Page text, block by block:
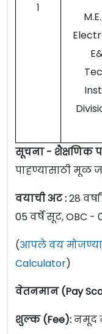
1
सूचना - शैक्षणिक
पाहण्यासाठी मूळ
वयाची अट :28
05 वर्षे सूट, OBC -
(आपले वय
Calculator)
वेतनमान (Pay
शुल्क (Fee):नमूद